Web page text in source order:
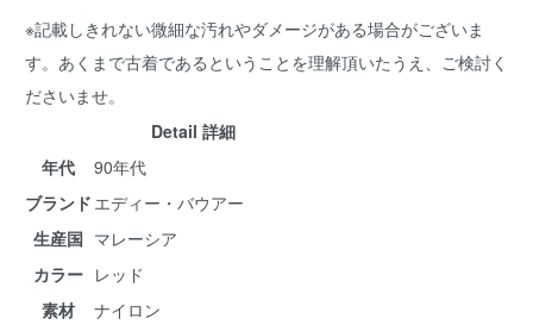
※記載しきれない微細な汚れやダメージがある場合がございま
す。あくまで古着であるということを理解頂いたうえ、ご検討く
ださいませ。
Detail 詳細
年代
90年代
ブランド エディー・バウアー
生産国 マレーシア
カラー レッド
素材
ナイロン